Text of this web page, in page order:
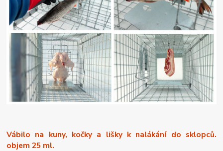
Vábilo na kuny, kočky a lišky k nalákání do sklopců.
objem 25 ml.